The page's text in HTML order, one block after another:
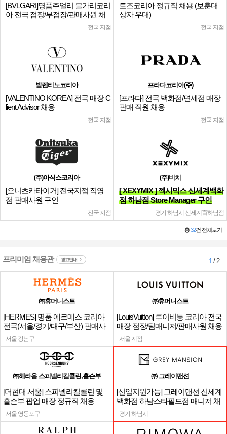
[BVLGARI]명품주얼리 불가리코리
아 전국 점장/부점장/판매사원 채
전국 지점
토즈코리아 정규직 채용 (보훈대
상자 우대)
전국 지점
발렌티노코리아
[VALENTINO KOREA] 전국 매장 C
lient Advisor 채용
전국 지점
프라다코리아(주)
[프라다] 전국 백화점/면세점 매장
판매 직원 채용
전국 지점
(주)아식스코리아
[오니츠카타이거] 전국지점 직영
점 판매사원 구인
전국 지점
(주)비치
[ XEXYMIX ] 젝시믹스 신세계백화
점 하남점 Store Manager 구인
경기 하남시 신세계百하남점
총32건 전체보기
프리미엄 채용관 광고안내 1/ 2
㈜휴머니스트
[HERMES] 명품 에르메스 코리아
전국(서울/경기/대구/부산) 판매사
원
서울 강남구
㈜휴머니스트
[LouisVuitton] 루이비통 코리아 전국
매장 점장/팀매니저/판매사원 채용
서울 지점
㈜헤라음 스피넬리킬콜린,홀슨부
[더현대 서울] 스피넬리킬콜린 및
홀슨부 팝업 매장 정규직 채용
서울 영등포구
㈜ 그레이맨션
[신입지원가능] 그레이맨션 신세계
백화점 하남스타필드점 매니저 채
용
경기 하남시